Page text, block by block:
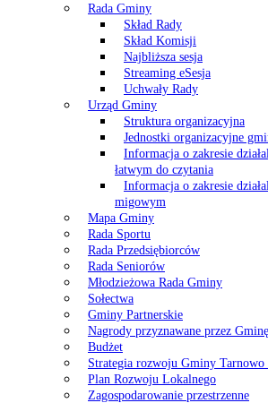
Rada Gminy
Skład Rady
Skład Komisji
Najbliższa sesja
Streaming eSesja
Uchwały Rady
Urząd Gminy
Struktura organizacyjna
Jednostki organizacyjne
Informacja o zakresie
łatwym do czytania
Informacja o zakresie
migowym
Mapa Gminy
Rada Sportu
Rada Przedsiębiorców
Rada Seniorów
Młodzieżowa Rada Gminy
Sołectwa
Gminy Partnerskie
Nagrody przyznawane przez Gminę
Budżet
Strategia rozwoju Gminy Tarnowo
Plan Rozwoju Lokalnego
Zagospodarowanie przestrzenne